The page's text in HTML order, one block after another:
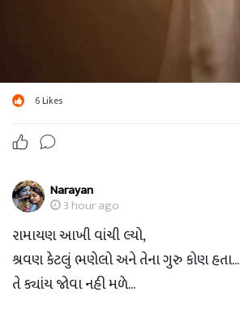
6Likes
Narayan
3 hour ago
રામાયણ આખી વાંચી લ્યો,
શ્રવણ કેટલું ભણેલો અને તેના ગુરુ કોણ હતા...
તે ક્યાંય જોવા નહી મળે...